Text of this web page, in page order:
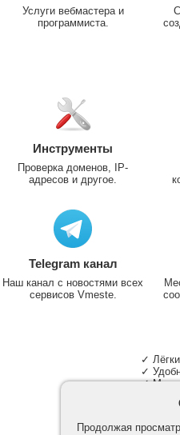
Услуги вебмастера и
программиста.
Инструменты
Проверка доменов, IP-
адресов и другое.
Telegram канал
Наш канал с новостями всех
сервисов Vmeste.
✓
✓
✓ Мы
✓
✓
Продолжая